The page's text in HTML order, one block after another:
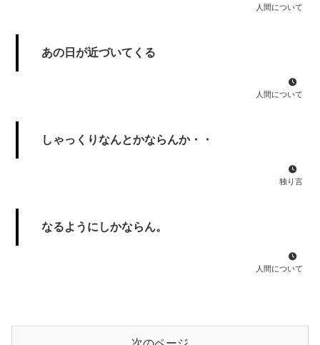
人間について
あの日が近づいてくる
人間について
しゃっくりなんとかならんか・・
独り言
なるようにしかならん。
人間について